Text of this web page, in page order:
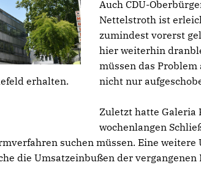
erhalten.
Auch CDU-
Nettelstroth ist
zumindest vorerst
hier weiterhin
müssen das
nicht nur
Zuletzt hatte Galeria
wochenlangen
suchen müssen. Eine
die Umsatzeinbußen der